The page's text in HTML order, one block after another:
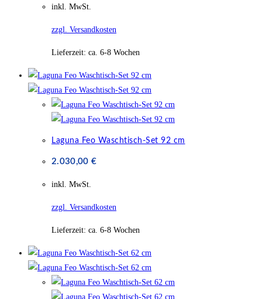
inkl. MwSt.
zzgl. Versandkosten
Lieferzeit: ca. 6-8 Wochen
Laguna Feo Waschtisch-Set 92 cm
2.030,00 €
inkl. MwSt.
zzgl. Versandkosten
Lieferzeit: ca. 6-8 Wochen